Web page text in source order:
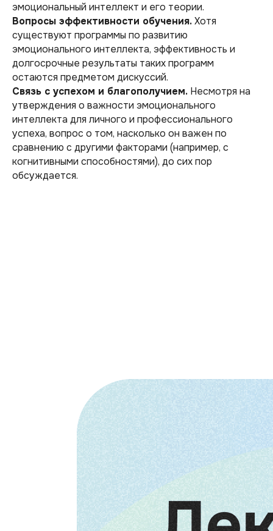
эмоциональный интеллект и его теории.
Вопросы эффективности обучения.Хотя
существуют программы по развитию
эмоционального интеллекта, эффективность и
долгосрочные результаты таких программ
остаются предметом дискуссий.
Связь с успехом и благополучием. Несмотря на
утверждения о важности эмоционального
интеллекта для личного и профессионального
успеха, вопрос о том, насколько он важен по
сравнению с другими факторами (например, с
когнитивными способностями), до сих пор
обсуждается.